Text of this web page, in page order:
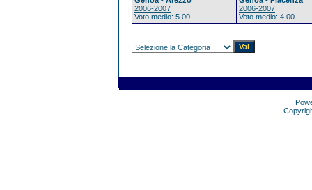
2006-2007
Voto medio: 5.00
2006-2007
Voto medio: 4.00